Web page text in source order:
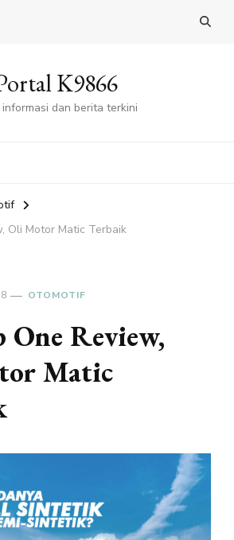
K9866
dan berita terkini
Oli Motor Matic Terbaik
OTOMOTIF
Review,
Matic